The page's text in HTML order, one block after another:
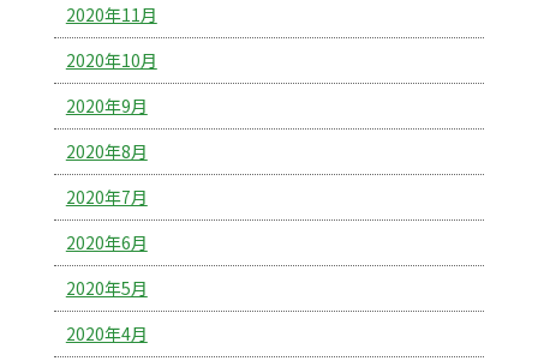
2020年11月
2020年10月
2020年9月
2020年8月
2020年7月
2020年6月
2020年5月
2020年4月